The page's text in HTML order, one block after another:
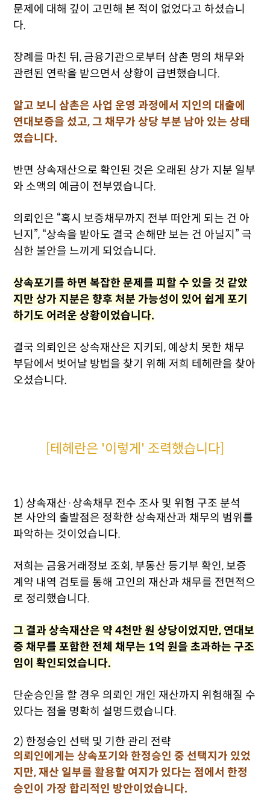
문제에 대해 깊이 고민해 본 적이 없었다고 하셨습니
다.
장례를 마친 뒤, 금융기관으로부터 삼촌 명의 채무와
관련된 연락을 받으면서 상황이 급변했습니다.
알고 보니 삼촌은 사업 운영 과정에서 지인의 대출에
연대보증을 섰고, 그 채무가 상당 부분 남아 있는 상태
였습니다.
반면 상속재산으로 확인된 것은 오래된 상가 지분 일부
와 소액의 예금이 전부였습니다.
의뢰인은 “혹시 보증채무까지 전부 떠안게 되는 건 아
닌지”, “상속을 받아도 결국 손해만 보는 건 아닐지” 극
심한 불안을 느끼게 되었습니다.
상속포기를 하면 복잡한 문제를 피할 수 있을 것 같았
지만 상가 지분은 향후 처분 가능성이 있어 쉽게 포기
하기도 어려운 상황이었습니다.
결국 의뢰인은 상속재산은 지키되, 예상치 못한 채무
부담에서 벗어날 방법을 찾기 위해 저희 테헤란을 찾아
오셨습니다.
[테헤란은 '이렇게' 조력했습니다]
1) 상속재산·상속채무 전수 조사 및 위험 구조 분석
본 사안의 출발점은 정확한 상속재산과 채무의 범위를
파악하는 것이었습니다.
저희는 금융거래정보 조회, 부동산 등기부 확인, 보증
계약 내역 검토를 통해 고인의 재산과 채무를 전면적으
로 정리했습니다.
그 결과 상속재산은 약 4천만 원 상당이었지만, 연대보
증 채무를 포함한 전체 채무는 1억 원을 초과하는 구조
임이 확인되었습니다.
단순승인을 할 경우 의뢰인 개인 재산까지 위험해질 수
있다는 점을 명확히 설명드렸습니다.
2) 한정승인 선택 및 기한 관리 전략
의뢰인에게는 상속포기와 한정승인 중 선택지가 있었
지만, 재산 일부를 활용할 여지가 있다는 점에서 한정
승인이 가장 합리적인 방안이었습니다.